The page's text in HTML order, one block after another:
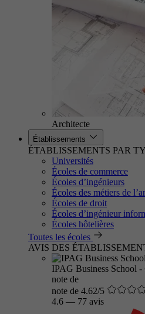
Architecte
Établissements
ÉTABLISSEMENTS PAR
Universités
Écoles de commerce
Écoles d’ingénieurs
Écoles des métiers de
Écoles de droit
Écoles d’ingénieur
Écoles hôtelières
Toutes les écoles
AVIS DES
IPAG Business School -
note de
note de 4.62/5
4.6 — 77 avis